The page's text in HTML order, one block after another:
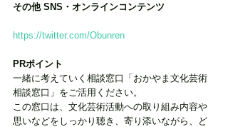
その他 SNS・オンラインコンテンツ
https://twitter.com/Obunren
PRポイント
一緒に考えていく相談窓口「おかやま文化芸術
相談窓口」をご活用ください。
この窓口は、文化芸術活動への取り組み内容や
思いなどをしっかり聴き、寄り添いながら、ど